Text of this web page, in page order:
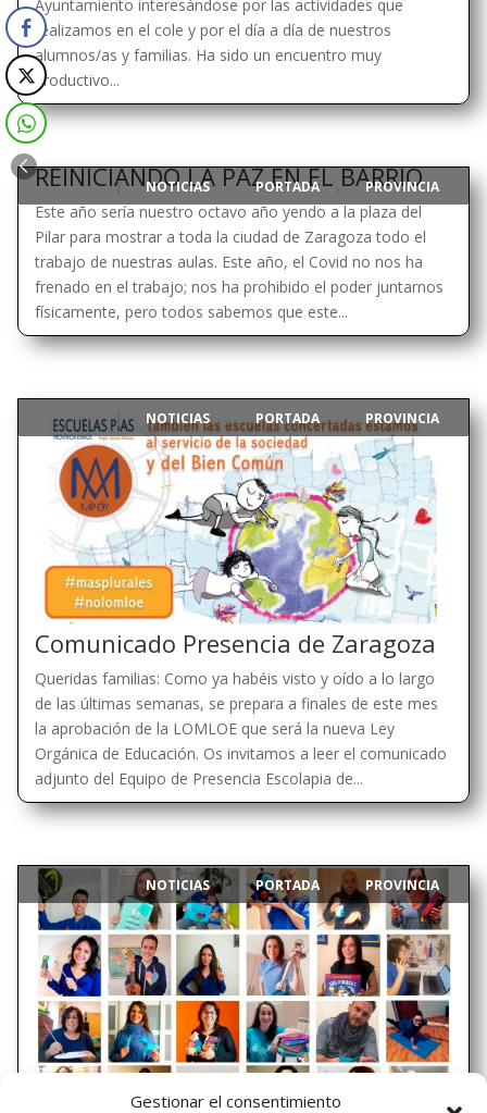
Gestionar el consentimiento
Ayuntamiento interesándose por las actividades que
realizamos en el cole y por el día a día de nuestros
alumnos/as y familias. Ha sido un encuentro muy
productivo...
REINICIANDO LA PAZ EN EL BARRIO
| NOTICIAS PORTADA , PROVINCIA
Este año sería nuestro octavo año yendo a la plaza del
Pilar para mostrar a toda la ciudad de Zaragoza todo el
trabajo de nuestras aulas. Este año, el Covid no nos ha
frenado en el trabajo; nos ha prohibido el poder juntarnos
físicamente, pero todos sabemos que este...
Comunicado Presencia de Zaragoza
| NOTICIAS PORTADA , PROVINCIA
Queridas familias: Como ya habéis visto y oído a lo largo
de las últimas semanas, se prepara a finales de este mes
la aprobación de la LOMLOE que será la nueva Ley
Orgánica de Educación. Os invitamos a leer el comunicado
adjunto del Equipo de Presencia Escolapia de...
NOTICIAS , PORTADA , PROVINCIA